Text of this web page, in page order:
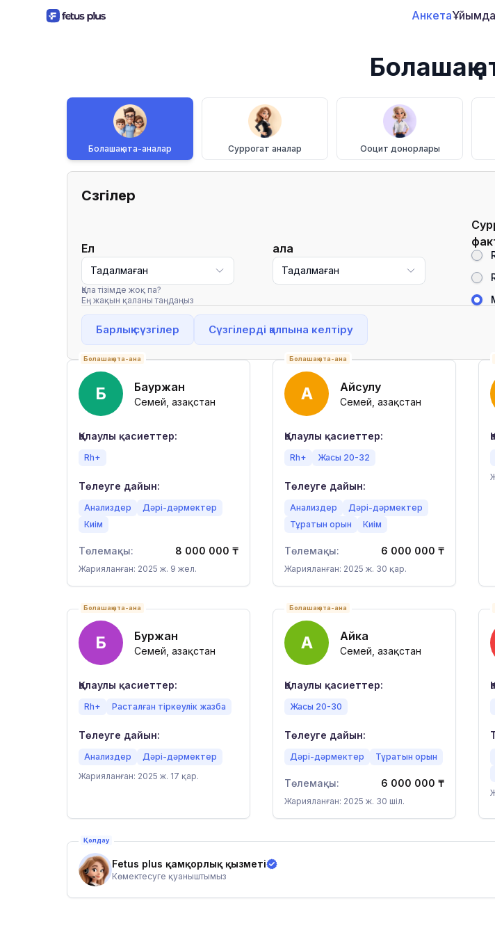
Анкета
Болашақ
Болашақ ата-аналар Суррогат аналар Ооцит донорлары
Сүзгілер
Ел
Таңдалмаған
Қала
Таңдалмаған
Қала тізімде жоқ па?
Ең жақын қаланы таңдаңыз
Барлық сүзгілер Сүзгілерді қалпына келтіру
Болашақ ата-ана
Б Бауржан
Семей, Қазақстан
Қалаулы қасиеттер:
Rh+
Төлеуге дайын:
Анализдер
Дәрі-дәрмектер
Киім
Төлемақы: 8 000 000 ₸
Жарияланған: 2025 ж. 9 жел.
Болашақ ата-ана
А Айсулу
Семей, Қазақстан
Қалаулы қасиеттер:
Rh+ Жасы 20-32
Төлеуге дайын:
Анализдер
Дәрі-дәрмектер
Тұратын орын
Киім
Төлемақы: 6 000 000 ₸
Жарияланған: 2025 ж. 30 қар.
Болашақ ата-ана
Б Буржан
Семей, Қазақстан
Қалаулы қасиеттер:
Rh+ Расталған тіркеулік жазба
Төлеуге дайын:
Анализдер
Дәрі-дәрмектер
Жарияланған: 2025 ж. 17 қар.
Болашақ ата-ана
А Айка
Семей, Қазақстан
Қалаулы қасиеттер:
Жасы 20-30
Төлеуге дайын:
Дәрі-дәрмектер Тұратын орын
Төлемақы: 6 000 000 ₸
Жарияланған: 2025 ж. 30 шіл.
Қолдау
Fetus plus қамқорлық қызметі
Көмектесуге қуаныштымыз